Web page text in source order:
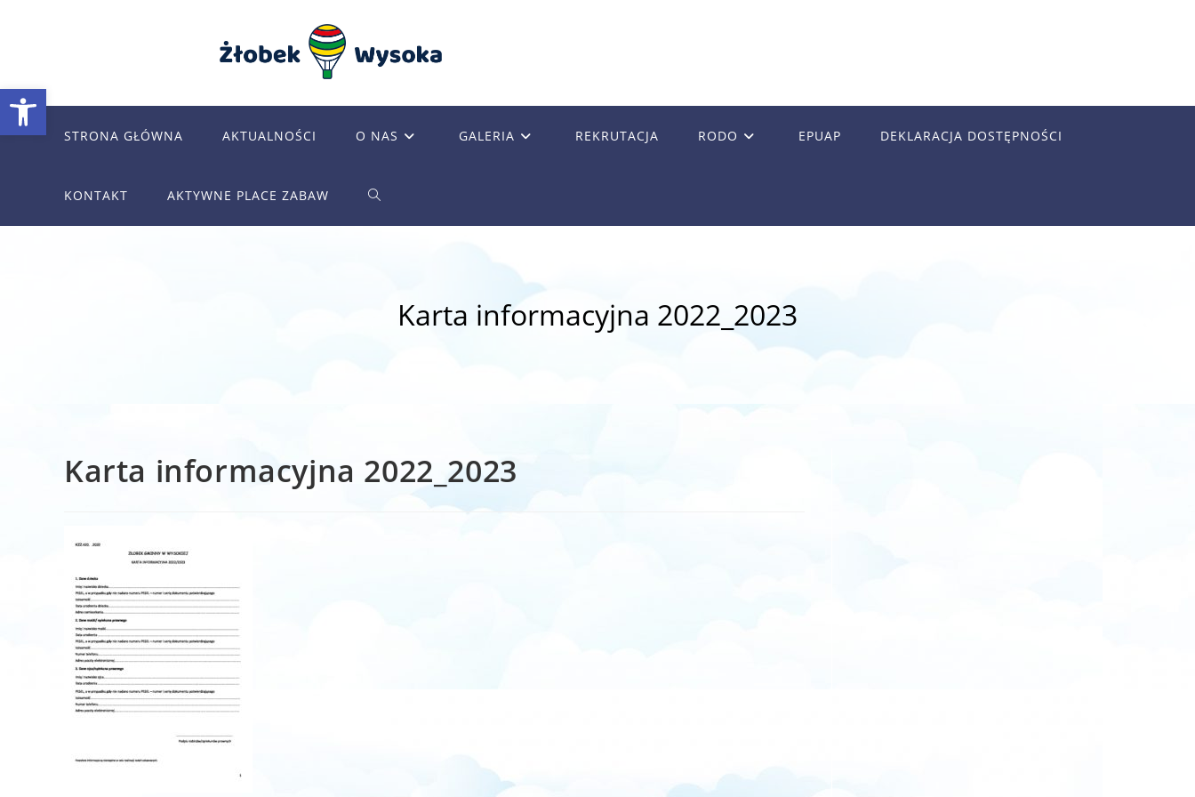
Otwórz pasek narzędzi
STRONA GŁÓWNA AKTUALNOŚCI O NAS GALERIA REKRUTACJA RODO EPUAP DEKLARACJA DOSTĘPNOŚCI
KONTAKT AKTYWNE PLACE ZABAW TOGGLE
SEARCHKarta informacyjna 2022_2023
Karta informacyjna 2022_2023